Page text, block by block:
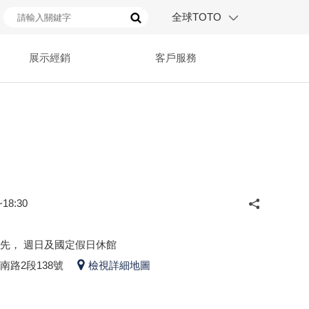
全球TOTO
展示經銷 客戶服務
， 週日及國定假日休館
路2段138號
檢視詳細地圖